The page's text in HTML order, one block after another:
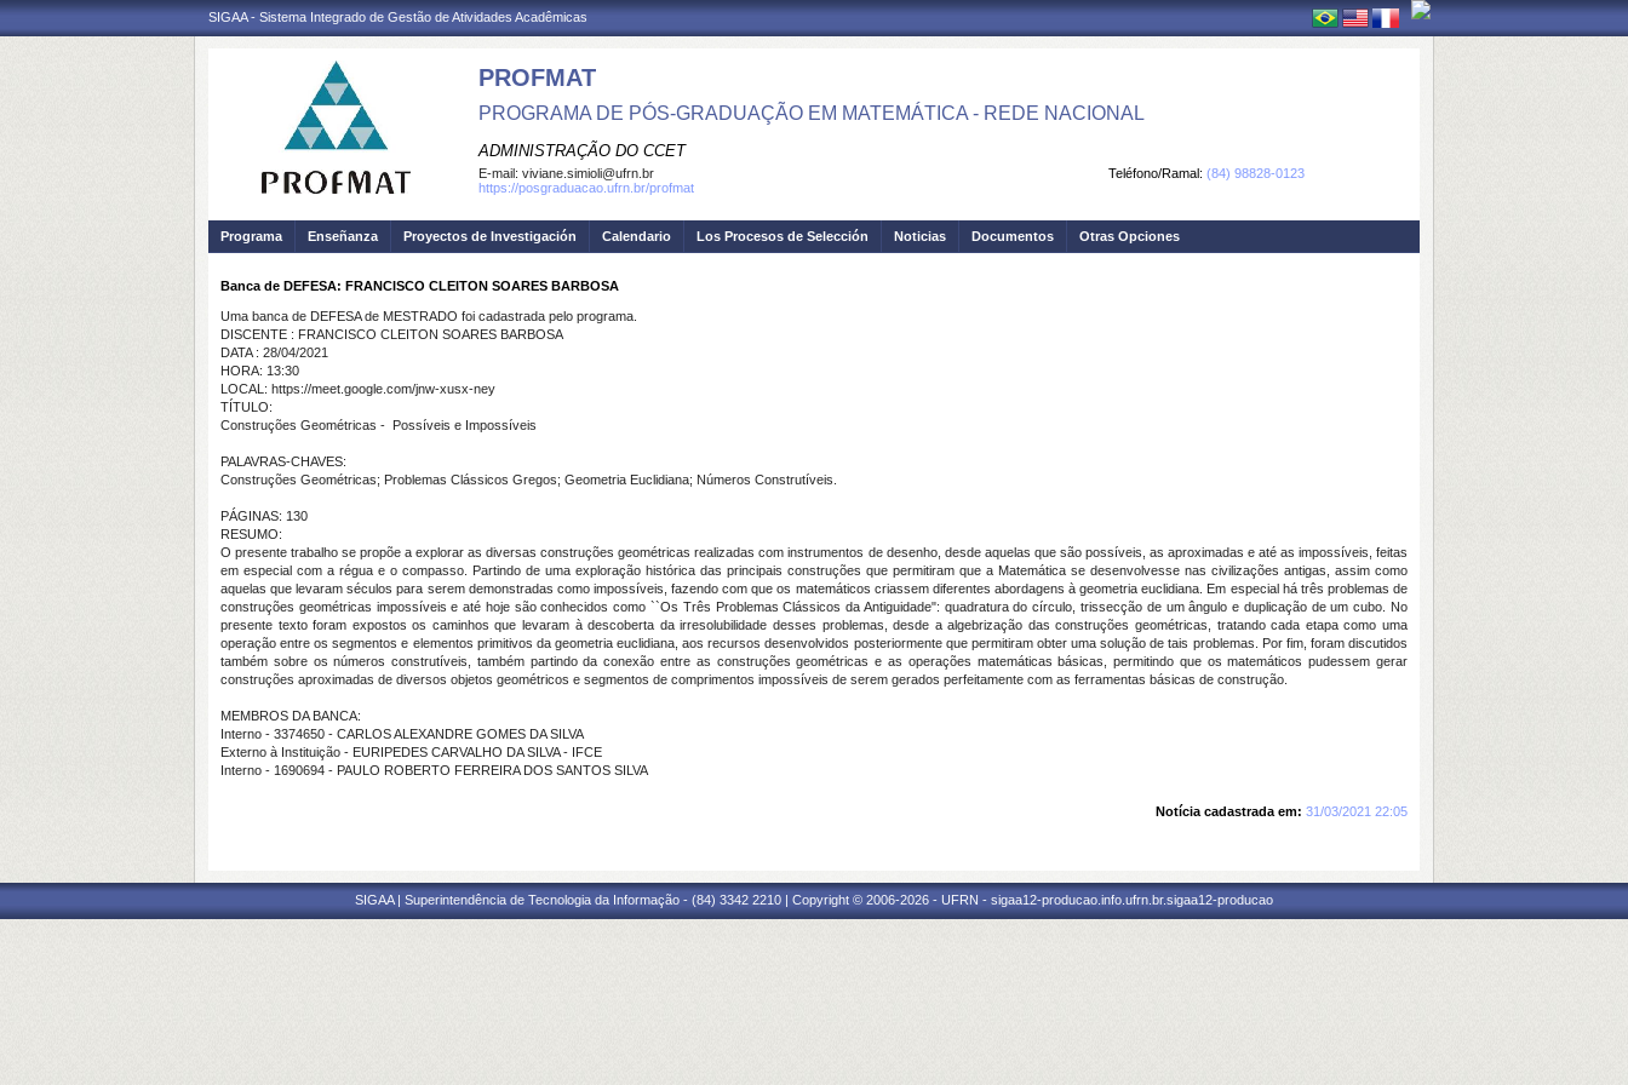
SIGAA - Sistema Integrado de Gestão de Atividades Acadêmicas
PROFMAT
PROGRAMA DE PÓS-GRADUAÇÃO EM MATEMÁTICA - REDE NACIONAL
ADMINISTRAÇÃO DO CCET
Teléfono/Ramal: (84) 98828-0123
E-mail: viviane.simioli@ufrn.br
https://posgraduacao.ufrn.br/profmat
Programa Enseñanza Proyectos de Investigación Calendario Los Procesos de Selección Noticias Documentos Otras Opciones
Banca de DEFESA: FRANCISCO CLEITON SOARES BARBOSA
Uma banca de DEFESA de MESTRADO foi cadastrada pelo programa.
DISCENTE : FRANCISCO CLEITON SOARES BARBOSA
DATA : 28/04/2021
HORA: 13:30
LOCAL: https://meet.google.com/jnw-xusx-ney
TÍTULO:
Construções Geométricas - Possíveis e Impossíveis
PALAVRAS-CHAVES:
Construções Geométricas; Problemas Clássicos Gregos; Geometria Euclidiana; Números Construtíveis.
PÁGINAS: 130
RESUMO:
O presente trabalho se propõe a explorar as diversas construções geométricas realizadas com instrumentos de desenho, desde aquelas que são possíveis, as aproximadas e até as impossíveis, feitas
em especial com a régua e o compasso. Partindo de uma exploração histórica das principais construções que permitiram que a Matemática se desenvolvesse nas civilizações antigas, assim como
aquelas que levaram séculos para serem demonstradas como impossíveis, fazendo com que os matemáticos criassem diferentes abordagens à geometria euclidiana. Em especial há três problemas de
construções geométricas impossíveis e até hoje são conhecidos como ``Os Três Problemas Clássicos da Antiguidade": quadratura do círculo, trissecção de um ângulo e duplicação de um cubo. No
presente texto foram expostos os caminhos que levaram à descoberta da irresolubilidade desses problemas, desde a algebrização das construções geométricas, tratando cada etapa como uma
operação entre os segmentos e elementos primitivos da geometria euclidiana, aos recursos desenvolvidos posteriormente que permitiram obter uma solução de tais problemas. Por fim, foram discutidos
também sobre os números construtíveis, também partindo da conexão entre as construções geométricas e as operações matemáticas básicas, permitindo que os matemáticos pudessem gerar
construções aproximadas de diversos objetos geométricos e segmentos de comprimentos impossíveis de serem gerados perfeitamente com as ferramentas básicas de construção.
MEMBROS DA BANCA:
Interno - 3374650 - CARLOS ALEXANDRE GOMES DA SILVA
Externo à Instituição - EURIPEDES CARVALHO DA SILVA - IFCE
Interno - 1690694 - PAULO ROBERTO FERREIRA DOS SANTOS SILVA
Notícia cadastrada em: 31/03/2021 22:05
SIGAA | Superintendência de Tecnologia da Informação - (84) 3342 2210 | Copyright © 2006-2026 - UFRN - sigaa12-producao.info.ufrn.br.sigaa12-producao